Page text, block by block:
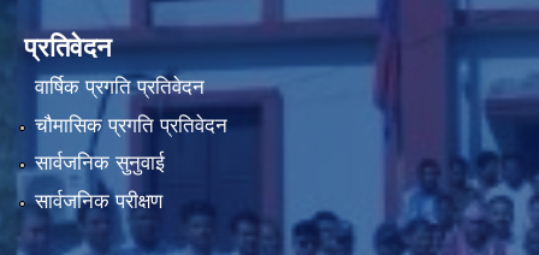
प्रतिवेदन
वार्षिक प्रगति प्रतिवेदन
चौमासिक प्रगति प्रतिवेदन
सार्वजनिक सुनुवाई
सार्वजनिक परीक्षण